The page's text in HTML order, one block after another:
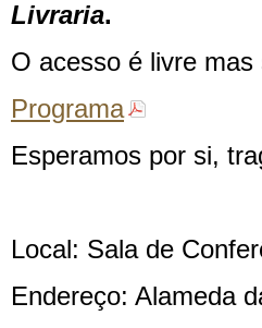
Livraria.
O acesso é livre mas
Programa
Esperamos por si,
Local: Sala de
Endereço: Alameda